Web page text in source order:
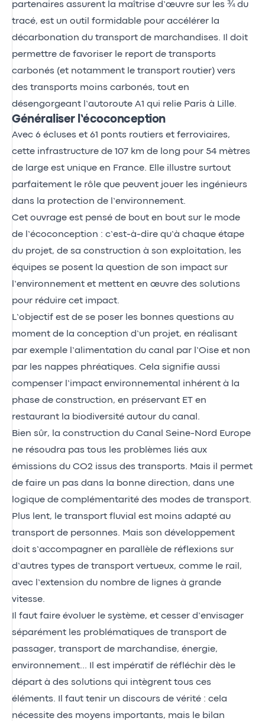
partenaires assurent la maîtrise d’œuvre sur les ¾ du
tracé, est un outil formidable pour accélérer la
décarbonation du transport de marchandises. Il doit
permettre de favoriser le report de transports
carbonés (et notamment le transport routier) vers
des transports moins carbonés, tout en
désengorgeant l’autoroute A1 qui relie Paris à Lille.
Généraliser l’écoconception
Avec 6 écluses et 61 ponts routiers et ferroviaires,
cette infrastructure de 107 km de long pour 54 mètres
de large est unique en France. Elle illustre surtout
parfaitement le rôle que peuvent jouer les ingénieurs
dans la protection de l’environnement.
Cet ouvrage est pensé de bout en bout sur le mode
de l’écoconception : c’est-à-dire qu’à chaque étape
du projet, de sa construction à son exploitation, les
équipes se posent la question de son impact sur
l’environnement et mettent en œuvre des solutions
pour réduire cet impact.
L’objectif est de se poser les bonnes questions au
moment de la conception d’un projet, en réalisant
par exemple l’alimentation du canal par l’Oise et non
par les nappes phréatiques. Cela signifie aussi
compenser l’impact environnemental inhérent à la
phase de construction, en préservant ET en
restaurant la biodiversité autour du canal.
Bien sûr, la construction du Canal Seine-Nord Europe
ne résoudra pas tous les problèmes liés aux
émissions du CO2 issus des transports. Mais il permet
de faire un pas dans la bonne direction, dans une
logique de complémentarité des modes de transport.
Plus lent, le transport fluvial est moins adapté au
transport de personnes. Mais son développement
doit s’accompagner en parallèle de réflexions sur
d’autres types de transport vertueux, comme le rail,
avec l’extension du nombre de lignes à grande
vitesse.
Il faut faire évoluer le système, et cesser d’envisager
séparément les problématiques de transport de
passager, transport de marchandise, énergie,
environnement… Il est impératif de réfléchir dès le
départ à des solutions qui intègrent tous ces
éléments. Il faut tenir un discours de vérité : cela
nécessite des moyens importants, mais le bilan